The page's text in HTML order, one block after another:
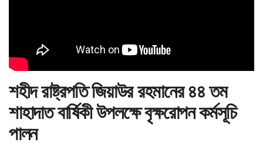
শহীদ রাষ্ট্রপতি জিয়াউর রহমানের ৪৪ তম
শাহাদাত বার্ষিকী উপলক্ষে বৃক্ষরোপন কর্মসূচি
পালন